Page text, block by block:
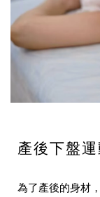
產後下盤
為了產後的身材